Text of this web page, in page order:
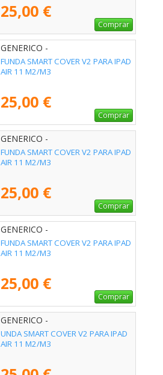
25,00 €
Comprar
GENERICO -
FUNDA SMART COVER V2 PARA IPAD
AIR 11 M2/M3
25,00 €
Comprar
GENERICO -
FUNDA SMART COVER V2 PARA IPAD
AIR 11 M2/M3
25,00 €
Comprar
GENERICO -
FUNDA SMART COVER V2 PARA IPAD
AIR 11 M2/M3
25,00 €
Comprar
GENERICO -
UNDA SMART COVER V2 PARA IPAD
AIR 11 M2/M3